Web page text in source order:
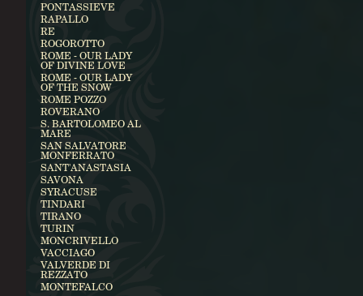
PONTASSIEVE
RAPALLO
RE
ROGOROTTO
ROME - OUR LADY
OF DIVINE LOVE
ROME - OUR LADY
OF THE SNOW
ROME POZZO
ROVERANO
S. BARTOLOMEO AL
MARE
SAN SALVATORE
MONFERRATO
SANT'ANASTASIA
SAVONA
SYRACUSE
TINDARI
TIRANO
TURIN
MONCRIVELLO
VACCIAGO
VALVERDE DI
REZZATO
MONTEFALCO